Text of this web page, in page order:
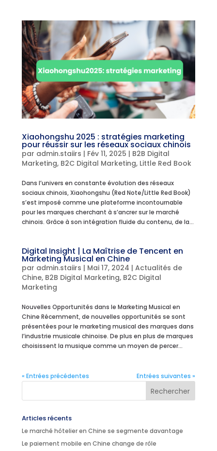
Xiaohongshu 2025 : stratégies marketing
pour réussir sur les réseaux sociaux chinois
par admin.staiirs | Fév 11, 2025 | B2B Digital
Marketing, B2C Digital Marketing, Little Red Book
Dans l’univers en constante évolution des réseaux
sociaux chinois, Xiaohongshu (Red Note/Little Red Book)
s’est imposé comme une plateforme incontournable
pour les marques cherchant à s’ancrer sur le marché
chinois. Grâce à son intégration fluide du contenu, de la...
Digital Insight | La Maîtrise de Tencent en
Marketing Musical en Chine
par admin.staiirs | Mai 17, 2024 | Actualités de
Chine, B2B Digital Marketing, B2C Digital
Marketing
Nouvelles Opportunités dans le Marketing Musical en
Chine Récemment, de nouvelles opportunités se sont
présentées pour le marketing musical des marques dans
l’industrie musicale chinoise. De plus en plus de marques
choisissent la musique comme un moyen de percer...
« Entrées précédentes Entrées suivantes »
Articles récents
Le marché hôtelier en Chine se segmente davantage
Le paiement mobile en Chine change de rôle